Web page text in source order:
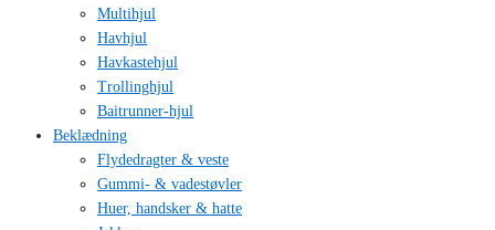
Multihjul
Havhjul
Havkastehjul
Trollinghjul
Baitrunner-hjul
Beklædning
Flydedragter & veste
Gummi- & vadestøvler
Huer, handsker & hatte